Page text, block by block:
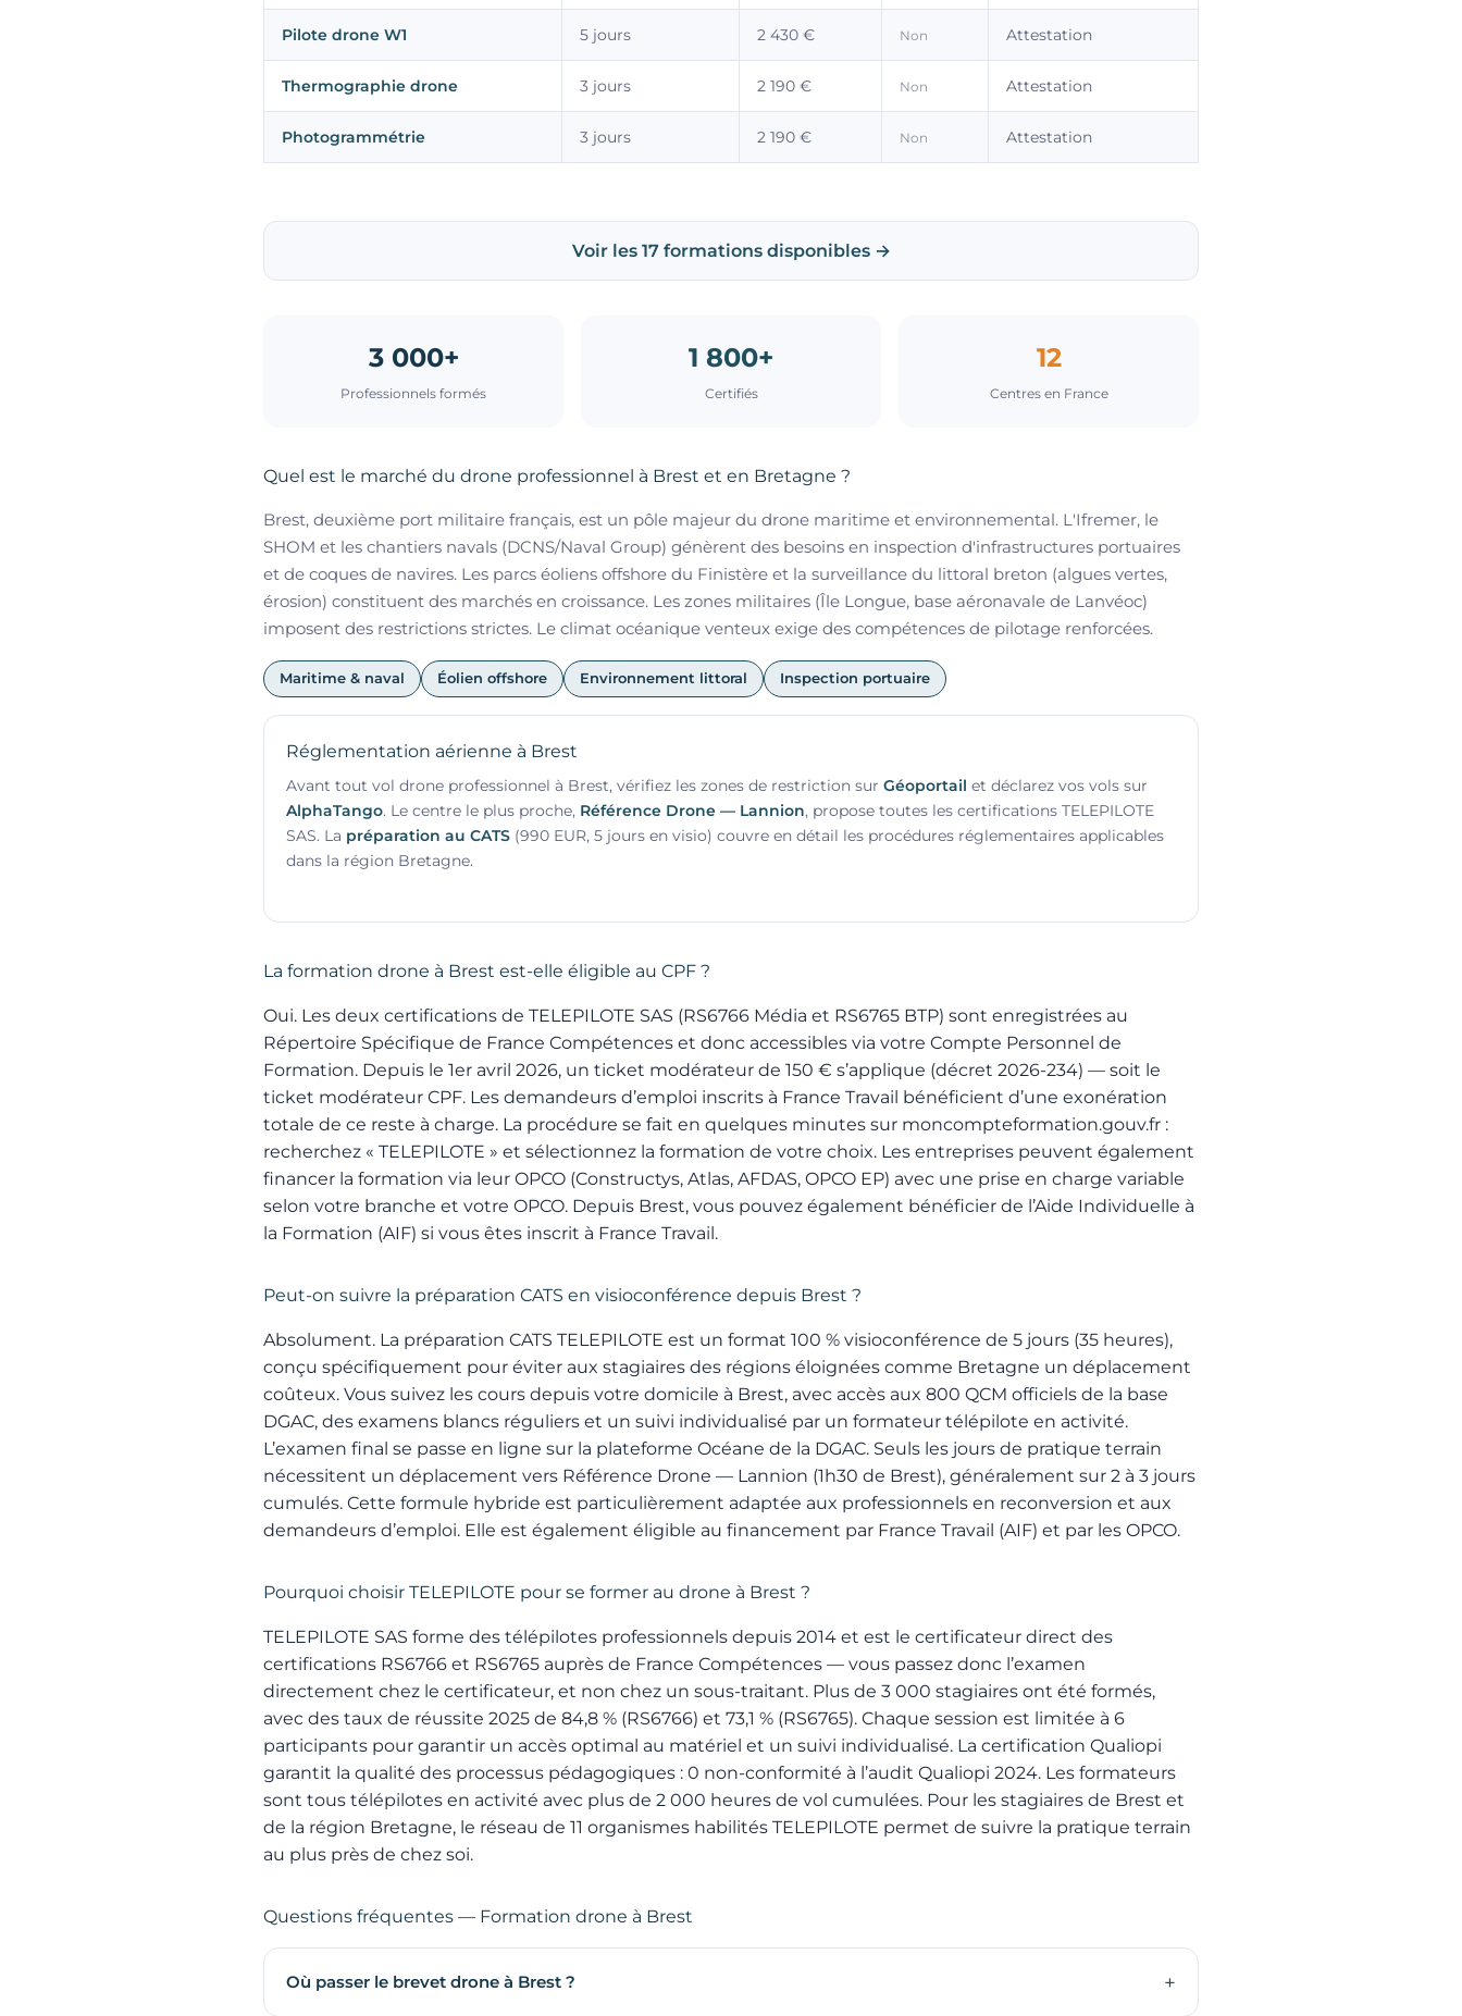
Pilote drone W1 5 jours 2 430 € Non Attestation
Thermographie drone 3 jours 2 190 € Non Attestation
Photogrammétrie 3 jours 2 190 € Non Attestation
Voir les 17 formations disponibles →
3 000+
Professionnels formés
1 800+
Certifiés
12
Centres en France
Quel est le marché du drone professionnel à Brest et en Bretagne ?
Brest, deuxième port militaire français, est un pôle majeur du drone maritime et environnemental. L'Ifremer, le
SHOM et les chantiers navals (DCNS/Naval Group) génèrent des besoins en inspection d'infrastructures portuaires
et de coques de navires. Les parcs éoliens offshore du Finistère et la surveillance du littoral breton (algues vertes,
érosion) constituent des marchés en croissance. Les zones militaires (Île Longue, base aéronavale de Lanvéoc)
imposent des restrictions strictes. Le climat océanique venteux exige des compétences de pilotage renforcées.
Maritime & naval Éolien offshore Environnement littoral Inspection portuaire
Réglementation aérienne à Brest
Avant tout vol drone professionnel à Brest, vérifiez les zones de restriction sur Géoportail et déclarez vos vols sur
AlphaTango. Le centre le plus proche, Référence Drone — Lannion, propose toutes les certifications TELEPILOTE
SAS. La préparation au CATS (990 EUR, 5 jours en visio) couvre en détail les procédures réglementaires applicables
dans la région Bretagne.
La formation drone à Brest est-elle éligible au CPF ?
Oui. Les deux certifications de TELEPILOTE SAS (RS6766 Média et RS6765 BTP) sont enregistrées au
Répertoire Spécifique de France Compétences et donc accessibles via votre Compte Personnel de
Formation. Depuis le 1er avril 2026, un ticket modérateur de 150 € s’applique (décret 2026-234) — soit le
ticket modérateur CPF. Les demandeurs d’emploi inscrits à France Travail bénéficient d’une exonération
totale de ce reste à charge. La procédure se fait en quelques minutes sur moncompteformation.gouv.fr :
recherchez « TELEPILOTE » et sélectionnez la formation de votre choix. Les entreprises peuvent également
financer la formation via leur OPCO (Constructys, Atlas, AFDAS, OPCO EP) avec une prise en charge variable
selon votre branche et votre OPCO. Depuis Brest, vous pouvez également bénéficier de l’Aide Individuelle à
la Formation (AIF) si vous êtes inscrit à France Travail.
Peut-on suivre la préparation CATS en visioconférence depuis Brest ?
Absolument. La préparation CATS TELEPILOTE est un format 100 % visioconférence de 5 jours (35 heures),
conçu spécifiquement pour éviter aux stagiaires des régions éloignées comme Bretagne un déplacement
coûteux. Vous suivez les cours depuis votre domicile à Brest, avec accès aux 800 QCM officiels de la base
DGAC, des examens blancs réguliers et un suivi individualisé par un formateur télépilote en activité.
L’examen final se passe en ligne sur la plateforme Océane de la DGAC. Seuls les jours de pratique terrain
nécessitent un déplacement vers Référence Drone — Lannion (1h30 de Brest), généralement sur 2 à 3 jours
cumulés. Cette formule hybride est particulièrement adaptée aux professionnels en reconversion et aux
demandeurs d’emploi. Elle est également éligible au financement par France Travail (AIF) et par les OPCO.
Pourquoi choisir TELEPILOTE pour se former au drone à Brest ?
TELEPILOTE SAS forme des télépilotes professionnels depuis 2014 et est le certificateur direct des
certifications RS6766 et RS6765 auprès de France Compétences — vous passez donc l’examen
directement chez le certificateur, et non chez un sous-traitant. Plus de 3 000 stagiaires ont été formés,
avec des taux de réussite 2025 de 84,8 % (RS6766) et 73,1 % (RS6765). Chaque session est limitée à 6
participants pour garantir un accès optimal au matériel et un suivi individualisé. La certification Qualiopi
garantit la qualité des processus pédagogiques : 0 non-conformité à l’audit Qualiopi 2024. Les formateurs
sont tous télépilotes en activité avec plus de 2 000 heures de vol cumulées. Pour les stagiaires de Brest et
de la région Bretagne, le réseau de 11 organismes habilités TELEPILOTE permet de suivre la pratique terrain
au plus près de chez soi.
Questions fréquentes — Formation drone à Brest
Où passer le brevet drone à Brest ?